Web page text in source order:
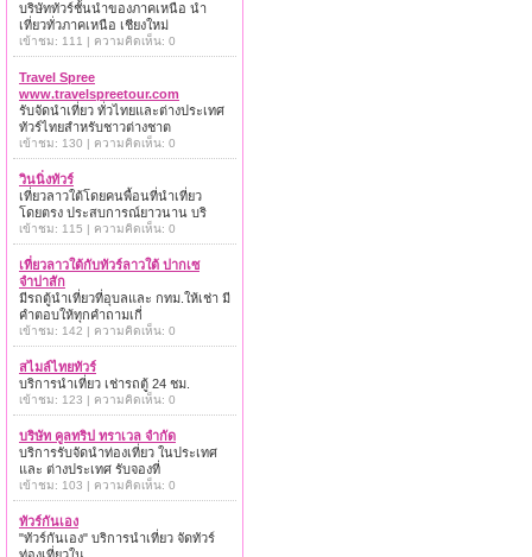
บริษัททัวร์ชั้นนำของภาคเหนือ นำ
เที่ยวทั่วภาคเหนือ เชียงใหม่
เข้าชม: 111 | ความคิดเห็น: 0
Travel Spree
www.travelspreetour.com
รับจัดนำเที่ยว ทั่วไทยและต่างประเทศ
ทัวร์ไทยสำหรับชาวต่างชาต
เข้าชม: 130 | ความคิดเห็น: 0
วินนิ่งทัวร์
เที่ยวลาวใต้โดยคนพื้อนที่นำเที่ยว
โดยตรง ประสบการณ์ยาวนาน บริ
เข้าชม: 115 | ความคิดเห็น: 0
เที่ยวลาวใต้กับทัวร์ลาวใต้ ปากเซ
จำปาสัก
มีรถตู้นำเที่ยวที่อุบลและ กทม.ให้เช่า มี
คำตอบให้ทุกคำถามเกี่
เข้าชม: 142 | ความคิดเห็น: 0
สไมล์ไทยทัวร์
บริการนำเที่ยว เช่ารถตู้ 24 ชม.
เข้าชม: 123 | ความคิดเห็น: 0
บริษัท คูลทริป ทราเวล จำกัด
บริการรับจัดนำท่องเที่ยว ในประเทศ
และ ต่างประเทศ รับจองที่
เข้าชม: 103 | ความคิดเห็น: 0
ทัวร์กันเอง
"ทัวร์กันเอง" บริการนำเที่ยว จัดทัวร์